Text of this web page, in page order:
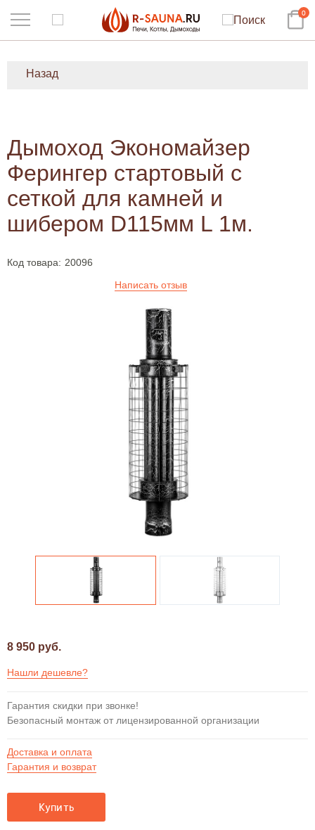
0
Назад
Дымоход Экономайзер
Ферингер стартовый с
сеткой для камней и
шибером D115мм L 1м.
Код товара: 20096
Написать отзыв
8 950 руб.
Нашли дешевле?
Гарантия скидки при звонке!
Безопасный монтаж от лицензированной организации
Доставка и оплата
Гарантия и возврат
Купить